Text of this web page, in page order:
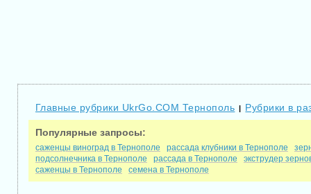
Главные рубрики UkrGo.COM Тернополь | Рубрики в
Популярные запросы:
саженцы виноград в Тернополе рассада клубники в Тернополе
подсолнечника в Тернополе
рассада в Тернополе
экструдер
саженцы в Тернополе
семена в Тернополе